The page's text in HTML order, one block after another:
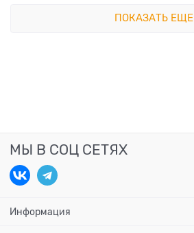
ПОКАЗАТЬ ЕЩЕ
МЫ В СОЦ СЕТЯХ
Информация